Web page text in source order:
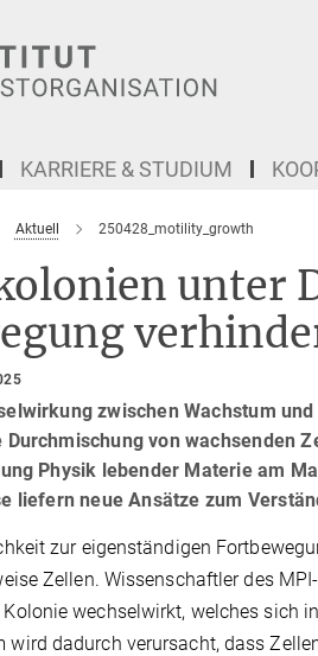
KARRIERE & STUDIUM
Aktuell 250428_motility_growth
unter
zwischen Wachstum
Durchmischung von wachsenden
Physik lebender Materie am
liefern neue Ansätze zum
zur eigenständigen
Zellen. Wissenschaftler des
wechselwirkt, welches sich
wird dadurch verursacht, dass